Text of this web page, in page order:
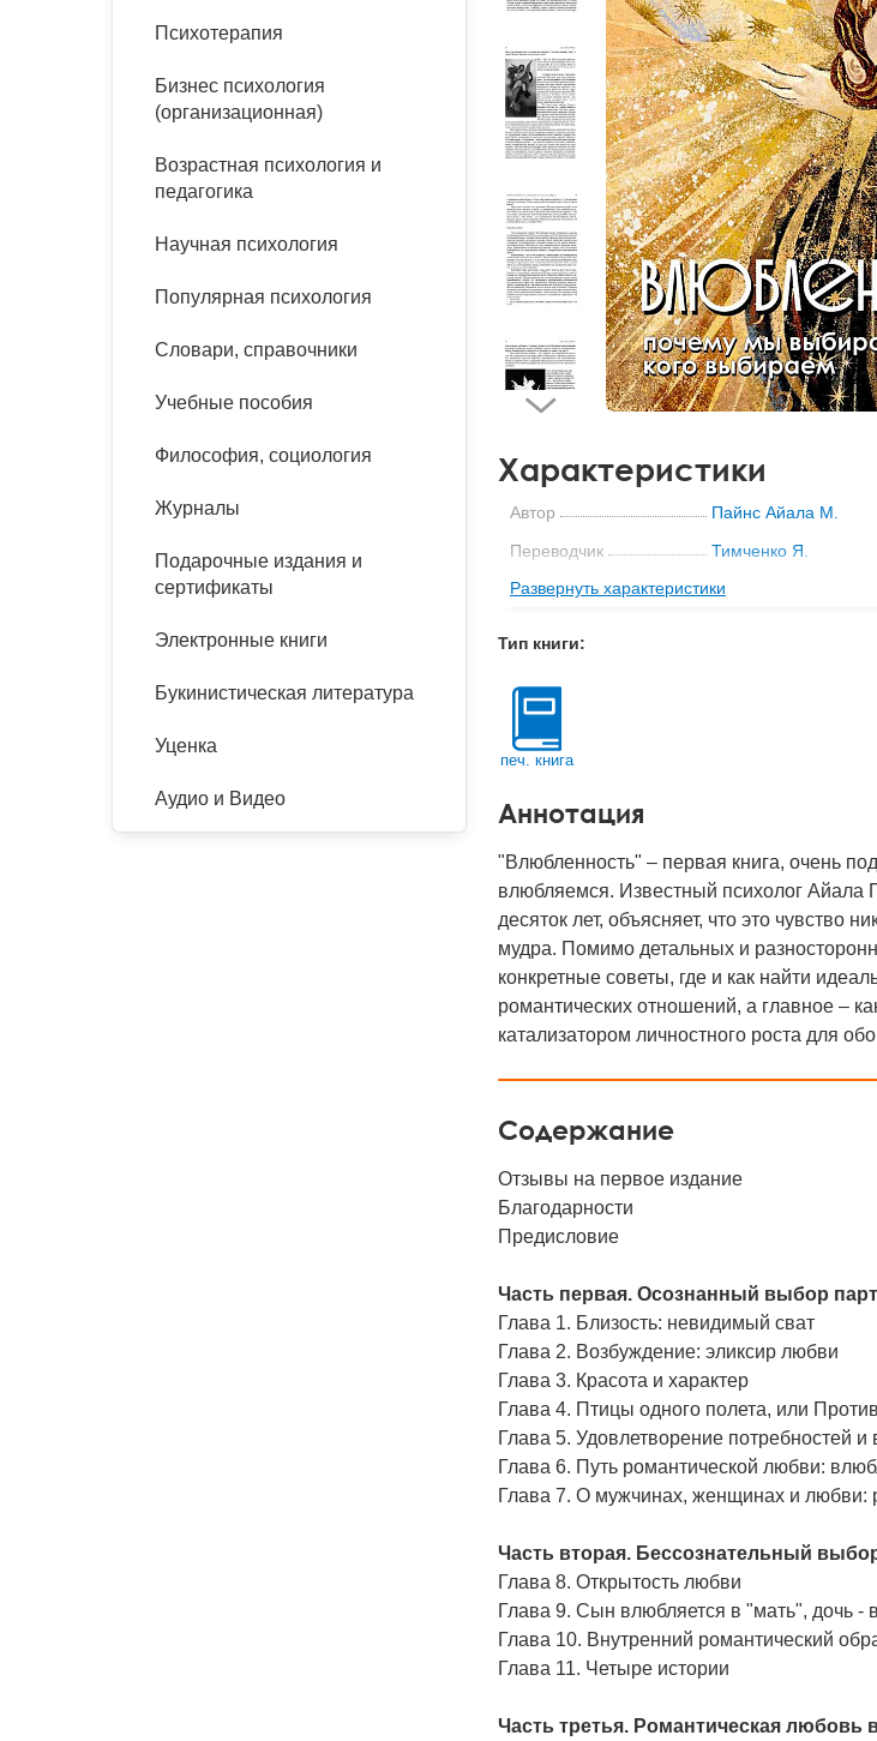
Расстройства пищевого
Тревожные расстройства,
Песочная терапия
Психодрама
Сказкотерапия
Другие направления
психотерапии
Классический, эриксоновский
Психология труда и
Психофизиология
Социальная психология
Социальная и
Учебная литература
Классический и юнгианский
Характеристики
Автор
Пайнс Айала М.
Переводчик
Тимченко Я.
Издательство
Касталия
Тип обложки
Кол-во стр
ISBN
Код
52494
Развернуть характеристики
Тип книги:
печ. книга
Аннотация
"Влюбленность" – первая книга, очень
влюбляемся. Известный психолог Айала
десяток лет, объясняет, что это чувство
мудра. Помимо детальных и
конкретные советы, где и как найти
романтических отношений, а главное –
катализатором личностного роста для
Содержание
Отзывы на первое издание
Благодарности
Предисловие
Часть первая. Осознанный выбор
Глава 1. Близость: невидимый сват
Глава 2. Возбуждение: эликсир любви
Глава 3. Красота и характер
Глава 4. Птицы одного полета, или
Глава 5. Удовлетворение потребностей
Глава 6. Путь романтической любви:
Глава 7. О мужчинах, женщинах и любви:
Часть вторая. Бессознательный
Глава 8. Открытость любви
Глава 9. Сын влюбляется в "мать", дочь -
Глава 10. Внутренний романтический
Глава 11. Четыре истории
Часть третья. Романтическая любовь
Психотерапия
Бизнес психология
(организационная)
Возрастная психология и
педагогика
Научная психология
Популярная психология
Словари, справочники
Учебные пособия
Философия, социология
Журналы
Подарочные издания и
сертификаты
Электронные книги
Букинистическая литература
Уценка
Аудио и Видео